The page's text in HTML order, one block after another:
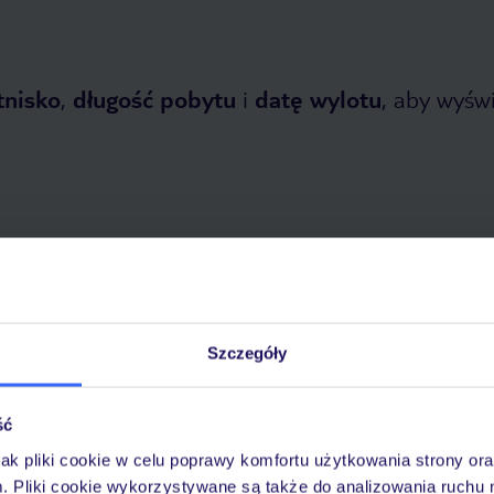
Szczegóły
pliki cookie w celu poprawy komfortu użytkowania strony
Pliki cookie wykorzystywane są także do analizowania ruchu
, długość pobytu i datę wylotu, aby
Dlaczego warto wybrać TUI?
Tylko u nas opieka na